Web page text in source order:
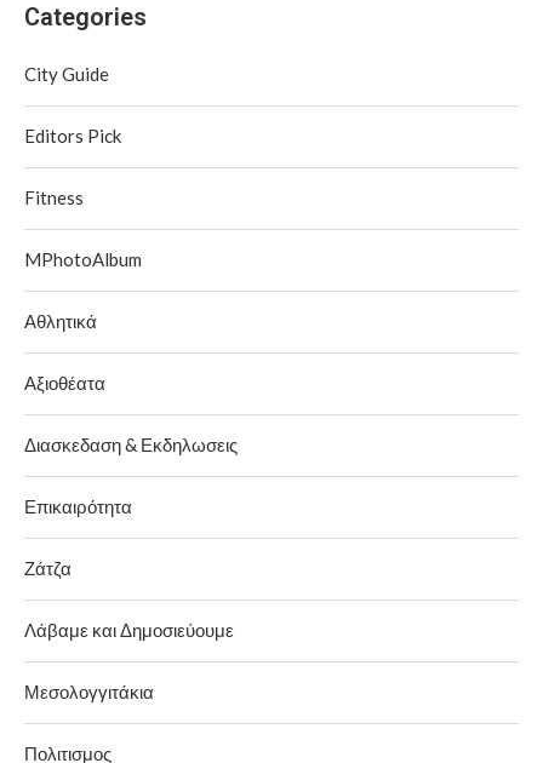
Categories
City Guide
Editors Pick
Fitness
MPhotoAlbum
Αθλητικά
Αξιοθέατα
Διασκεδαση & Εκδηλωσεις
Επικαιρότητα
Ζάτζα
Λάβαμε και Δημοσιεύουμε
Μεσολογγιτάκια
Πολιτισμος